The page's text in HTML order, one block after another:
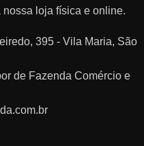
loja física e online.
395 - Vila Maria, São
de Fazenda Comércio e